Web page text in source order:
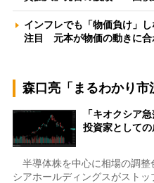
インフレでも「物価負け」
注目 元本が物価の動きに
森口亮「まるわかり市
「キオクシア
投資家として
半導体株を中心に相場の調整
シアホールディングスがストッ